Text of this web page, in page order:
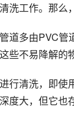
洗工作。那么
道多由PVC
不易降解的
行清洗，即
度大，但它